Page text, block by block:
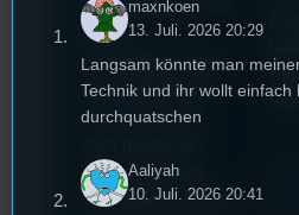
Regensburg ist das
älteste
Stummfilmfestivals
Deutschland und
wurde auch mit
Stummfilmpreis
2022 gekürt. Diesen
maxnkoen
13. Juli. 2026 20:29
Langsam könnte man
Technik und ihr wollt einfach
durchquatschen
Aaliyah
10. Juli. 2026 20:41